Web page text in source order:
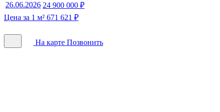
26.06.2026 24 900 000 ₽
Цена за 1 м² 671 621 ₽
На карте Позвонить